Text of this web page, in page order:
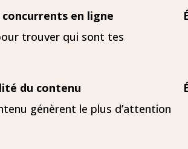
en ligne
trouver qui sont tes
du contenu
génèrent le plus d’attention